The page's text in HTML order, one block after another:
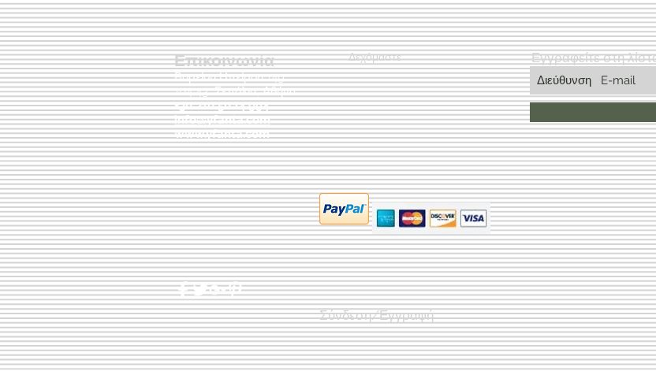
Επικοινωνία
Βορείου Ηπείρου 149
104 43Σεπόλια,Αθήνα
+30 210 50.14.994
info@yfanta.com
www.yfanta.com
Δεχόμαστε Εγγραφείτε στη
Σύνδεση/Εγγραφή